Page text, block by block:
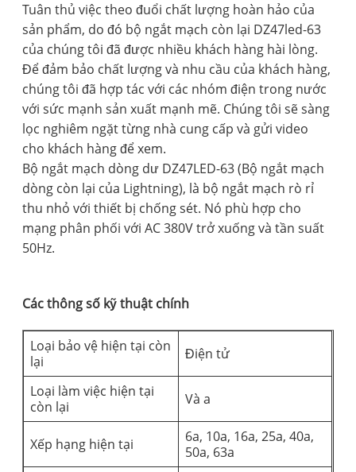
Tuân thủ việc theo đuổi chất lượng hoàn hảo của
sản phẩm, do đó bộ ngắt mạch còn lại DZ47led-63
của chúng tôi đã được nhiều khách hàng hài lòng.
Để đảm bảo chất lượng và nhu cầu của khách hàng,
chúng tôi đã hợp tác với các nhóm điện trong nước
với sức mạnh sản xuất mạnh mẽ. Chúng tôi sẽ sàng
lọc nghiêm ngặt từng nhà cung cấp và gửi video
cho khách hàng để xem.
Bộ ngắt mạch dòng dư DZ47LED-63 (Bộ ngắt mạch
dòng còn lại của Lightning), là bộ ngắt mạch rò rỉ
thu nhỏ với thiết bị chống sét. Nó phù hợp cho
mạng phân phối với AC 380V trở xuống và tần suất
50Hz.
Các thông số kỹ thuật chính
Loại bảo vệ hiện tại còn
lại
Điện tử
Loại làm việc hiện tại
còn lại
Và a
Xếp hạng hiện tại
6a, 10a, 16a, 25a, 40a,
50a, 63a